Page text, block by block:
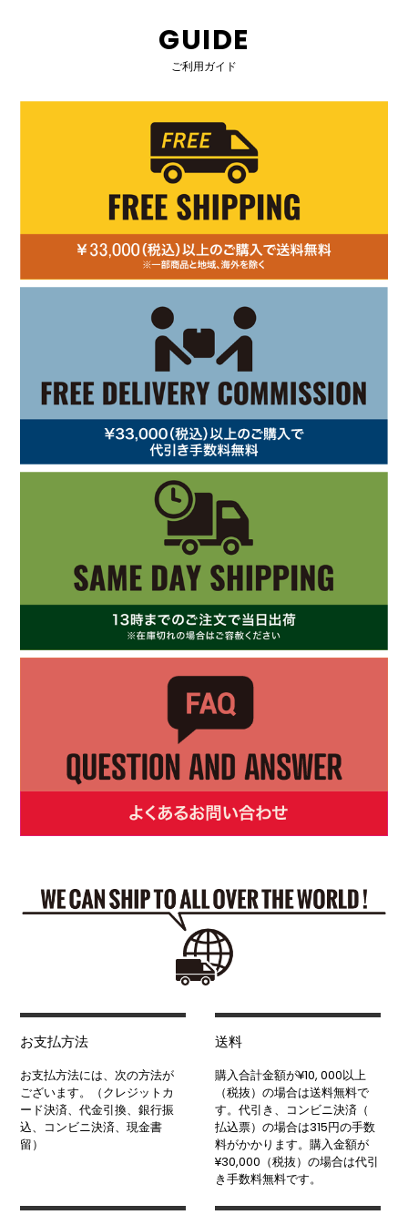
GUIDE
ご利用ガイド
お支払方法
お支払方法には、次の方法が
ございます。（クレジットカ
ード決済、代金引換、銀行振
込、コンビニ決済、現金書
留）
送料
購入合計金額が¥10, 000以上
（税抜）の場合は送料無料で
す。代引き、コンビニ決済（
払込票）の場合は315円の手数
料がかかります。購入金額が
¥30,000（税抜）の場合は代引
き手数料無料です。